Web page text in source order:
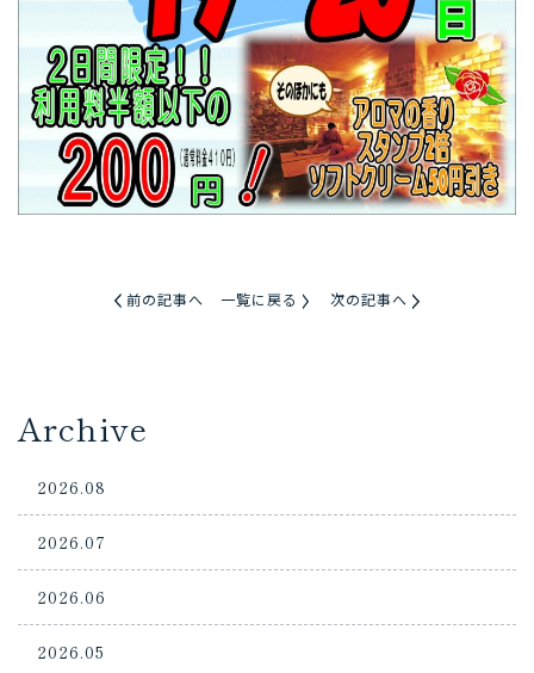
前の記事へ 一覧に戻る 次の記事へ
Archive
2026.08
2026.07
2026.06
2026.05